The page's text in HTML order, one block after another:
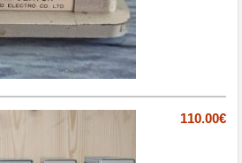
110.00€